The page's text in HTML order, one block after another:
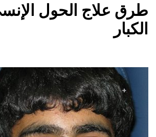
طرق علاج الحول
الكبار